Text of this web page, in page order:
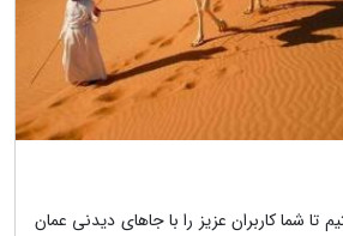
تا شما کاربران عزیز را با جاهای دیدنی عمان